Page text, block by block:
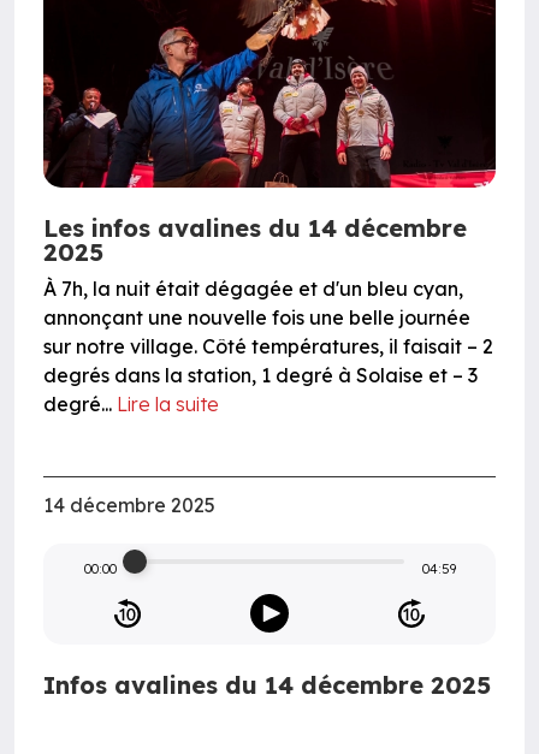
Les infos avalines du 14 décembre
2025
À 7h, la nuit était dégagée et d'un bleu cyan,
annonçant une nouvelle fois une belle journée
sur notre village. Côté températures, il faisait – 2
degrés dans la station, 1 degré à Solaise et – 3
degré... Lire la suite
14 décembre 2025
00:00 04:59
Infos avalines du 14 décembre 2025